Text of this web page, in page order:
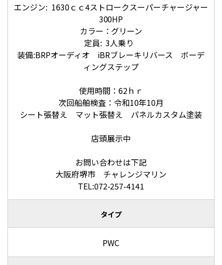
エンジン: 1630ｃｃ4ストロークスーパーチャージャー
300HP
カラー：グリーン
定員: 3人乗り
装備:BRPオーディオ iBRブレーキリバース ボーデ
ィングステップ
使用時間：62ｈｒ
次回船舶検査：令和10年10月
シート張替え マット張替え パネルカスタム塗装
店頭展示中
お問い合わせは下記
大阪府堺市 チャレンジマリン
TEL:072-257-4141
タイプ
PWC